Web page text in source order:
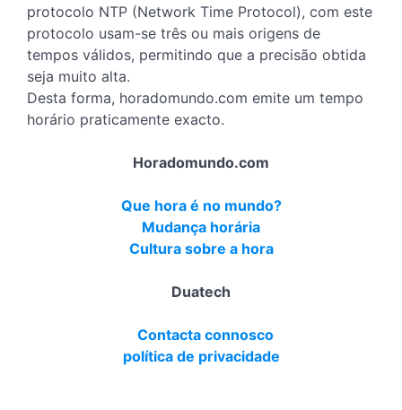
protocolo NTP (Network Time Protocol), com este
protocolo usam-se três ou mais origens de
tempos válidos, permitindo que a precisão obtida
seja muito alta.
Desta forma, horadomundo.com emite um tempo
horário praticamente exacto.
Horadomundo.com
Que hora é no mundo?
Mudança horária
Cultura sobre a hora
Duatech
Contacta connosco
política de privacidade